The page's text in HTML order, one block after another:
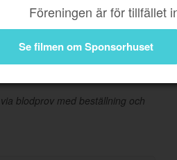
Föreningen är för tillfället
Se filmen om Sponsorhuset
blodprov med beställning och